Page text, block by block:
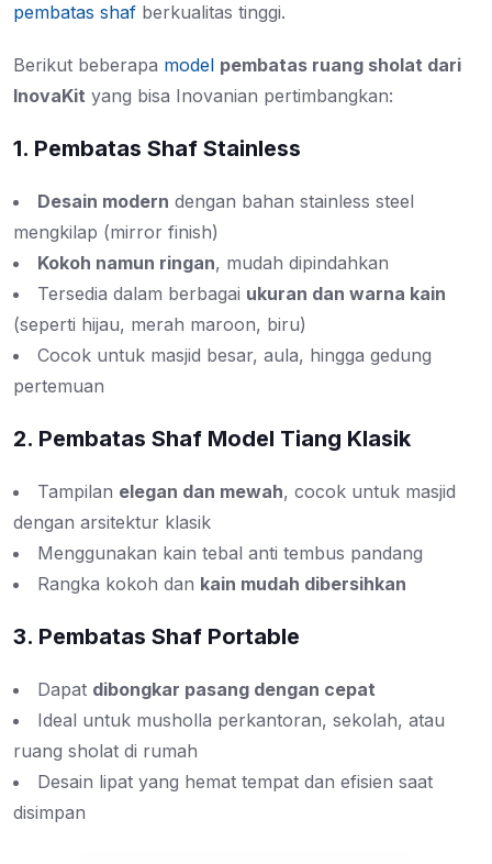
pembatas shaf berkualitas tinggi.
Berikut beberapa model pembatas ruang sholat dari
InovaKit yang bisa Inovanian pertimbangkan:
1. Pembatas Shaf Stainless
Desain modern dengan bahan stainless steel
mengkilap (mirror finish)
Kokoh namun ringan, mudah dipindahkan
Tersedia dalam berbagai ukuran dan warna kain
(seperti hijau, merah maroon, biru)
Cocok untuk masjid besar, aula, hingga gedung
pertemuan
2. Pembatas Shaf Model Tiang Klasik
Tampilan elegan dan mewah, cocok untuk masjid
dengan arsitektur klasik
Menggunakan kain tebal anti tembus pandang
Rangka kokoh dan kain mudah dibersihkan
3. Pembatas Shaf Portable
Dapat dibongkar pasang dengan cepat
Ideal untuk musholla perkantoran, sekolah, atau
ruang sholat di rumah
Desain lipat yang hemat tempat dan efisien saat
disimpan